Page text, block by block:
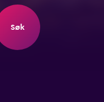
Søk